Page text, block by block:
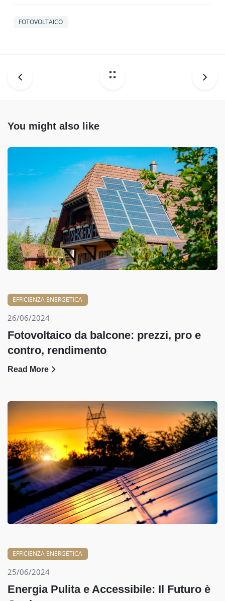
FOTOVOLTAICO
You might also like
EFFICIENZA ENERGETICA
26/06/2024
Fotovoltaico da balcone: prezzi, pro e
contro, rendimento
Read More
EFFICIENZA ENERGETICA
25/06/2024
Energia Pulita e Accessibile: Il Futuro è